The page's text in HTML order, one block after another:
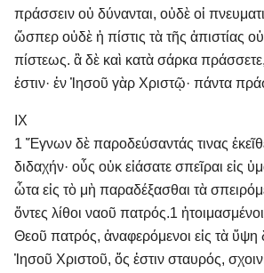
πράσσειν οὐ δύνανται, οὐδὲ οἱ
ὥσπερ οὐδὲ ἡ πίστις τὰ τῆς ἀπιστίας
πίστεως. ἃ δὲ καὶ κατὰ σάρκα
ἐστιν· ἐν Ἰησοῦ γὰρ Χριστῷ· πάντα
IX
1 Ἔγνων δὲ παροδεύσαντάς τινας
διδαχήν· οὖς οὐκ εἰάσατε σπεῖραι εἰς
ὦτα εἰς τὸ μὴ παραδέξασθαι τὰ
ὄντες λίθοι ναοῦ πατρός. 1
Θεοῦ πατρός, ἀναφερόμενοι εἰς τὰ ὕψη
Ἰησοῦ Χριστοῦ, ὅς ἐστιν σταυρός,